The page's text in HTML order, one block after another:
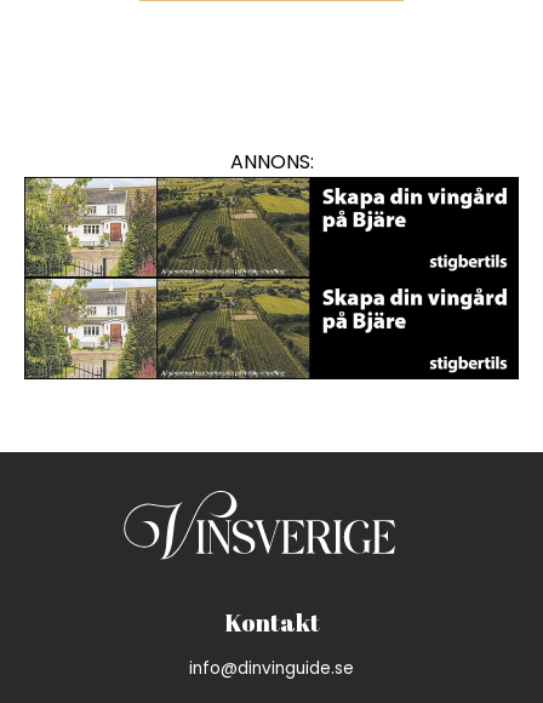
ANNONS:
En annons för viner med
En annons för viner med
Kontakt
info@dinvinguide.se